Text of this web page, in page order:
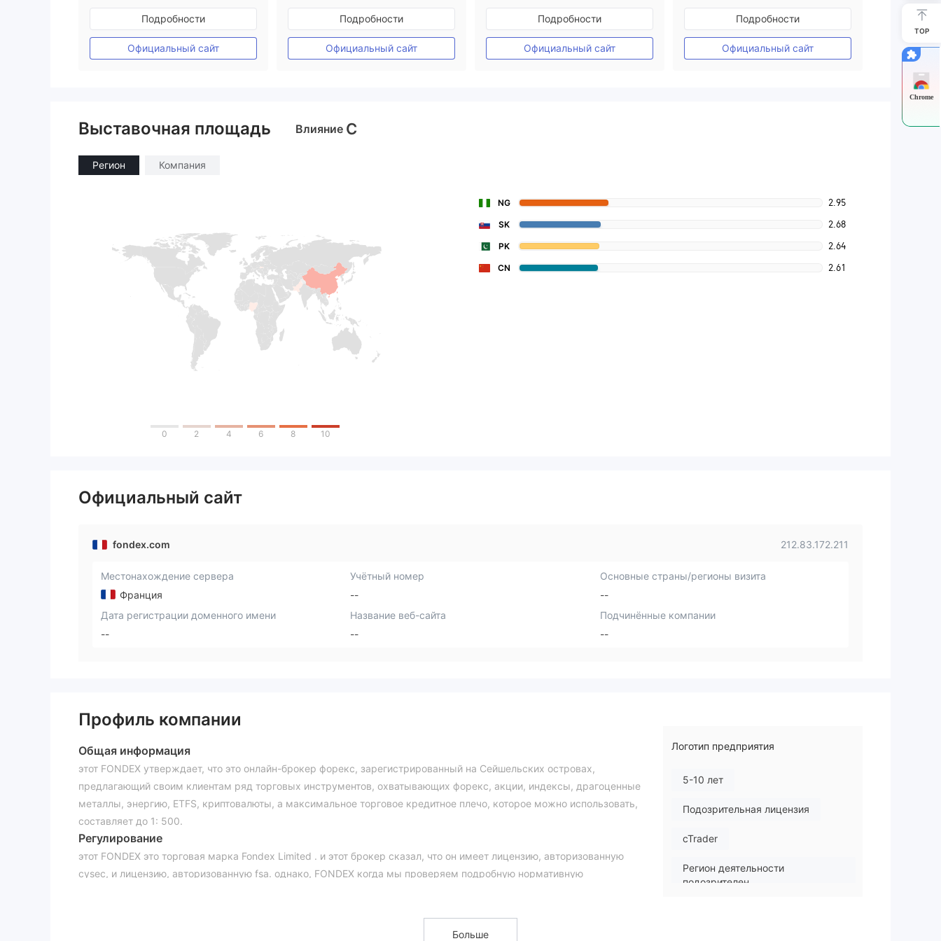
Регулирование в Соединенное Королевство
Маркет-Мейкинг (MM)
Основной стандарт MT4
Подробности
Официальный сайт
Регулирование в Австралия
Маркет-Мейкинг (MM)
Основной стандарт MT4
Подробности
Официальный сайт
Регулирование в Австралия
Маркет-Мейкинг (MM)
Основной стандарт MT4
Подробности
Официальный сайт
Регулирование в Австралия
Маркет-Мейкинг (MM)
Основной стандарт MT4
Подробности
Официальный сайт
Выставочная площадь Влияние C
Регион Компания
0 2 4 6 8 10
NG 2.95
SK 2.68
PK 2.64
CN 2.61
Официальный сайт
fondex.com 212.83.172.211
Местонахождение сервера
Франция
Учётный номер
--
Основные страны/регионы визита
--
Дата регистрации доменного имени
--
Название веб-сайта
--
Подчинённые компании
--
Профиль компании
Общая информация
этот FONDEX утверждает, что это онлайн-брокер форекс, зарегистрированный на Сейшельских островах,
предлагающий своим клиентам ряд торговых инструментов, охватывающих форекс, акции, индексы, драгоценные
металлы, энергию, ETFS, криптовалюты, а максимальное торговое кредитное плечо, которое можно использовать,
составляет до 1: 500.
Регулирование
этот FONDEX это торговая марка Fondex Limited . и этот брокер сказал, что он имеет лицензию, авторизованную
cysec, и лицензию, авторизованную fsa. однако, FONDEX когда мы проверяем подробную нормативную
Логотип предприятия
5-10 лет
Подозрительная лицензия
cTrader
Регион деятельности
подозрителен
Больше
TOP
Chrome